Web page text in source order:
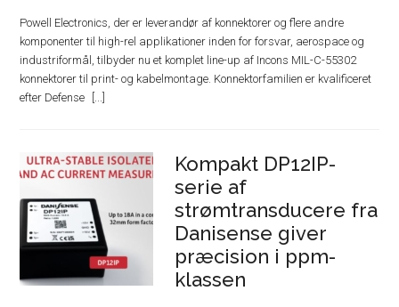
Powell Electronics, der er leverandør af konnektorer og flere andre
komponenter til high-rel applikationer inden for forsvar, aerospace og
industriformål, tilbyder nu et komplet line-up af Incons MIL-C-55302
konnektorer til print- og kabelmontage. Konnektorfamilien er kvalificeret
efter Defense
Kompakt DP12IP-
serie af
strømtransducere fra
Danisense giver
præcision i ppm-
klassen